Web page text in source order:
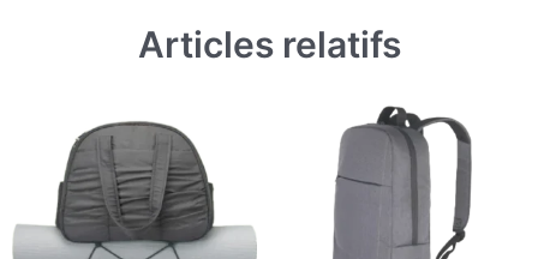
Articles relatifs